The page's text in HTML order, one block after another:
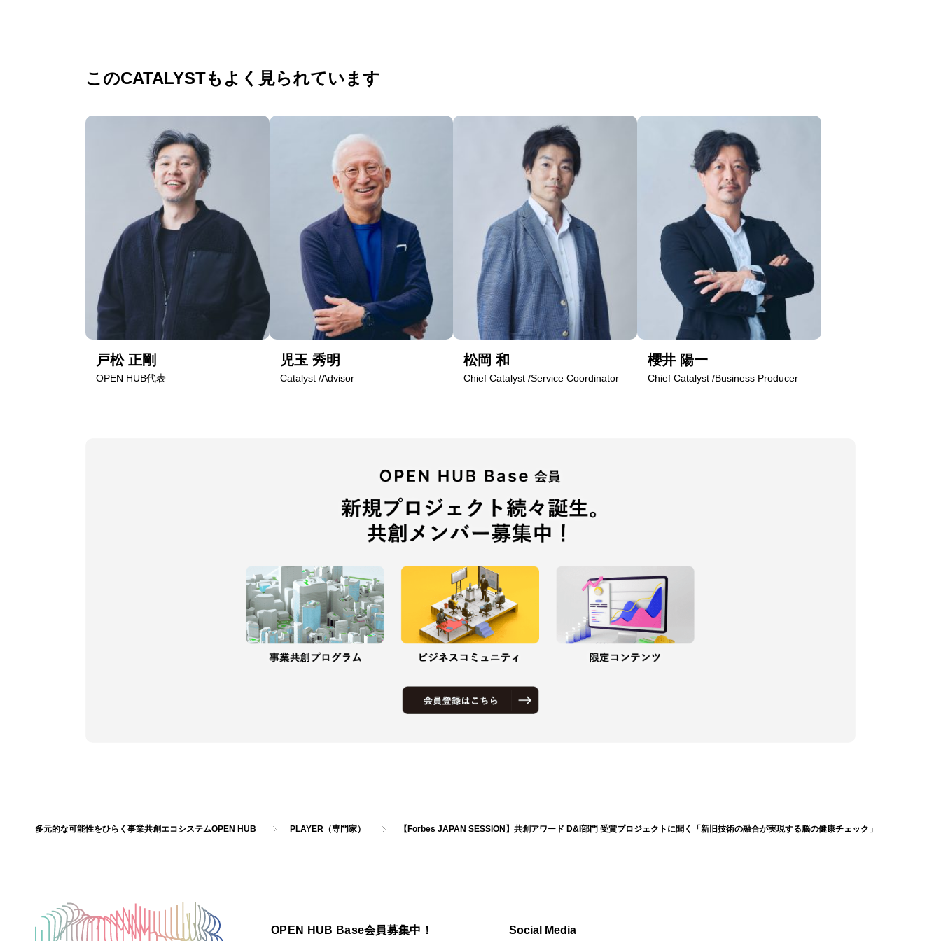
このCATALYSTもよく見られています
戸松 正剛
OPEN HUB代表
児玉 秀明
Catalyst /Advisor
松岡 和
Chief Catalyst /Service Coordinator
櫻井 陽一
Chief Catalyst /Business Producer
多元的な可能性をひらく事業共創エコシステムOPEN HUB PLAYER（専門家） 【Forbes JAPAN SESSION】共創アワード D&I部門 受賞プロジェクトに聞く「新旧技術の融合が実現する脳の健康チェック」
OPEN HUB Base会員募集中！ Social Media